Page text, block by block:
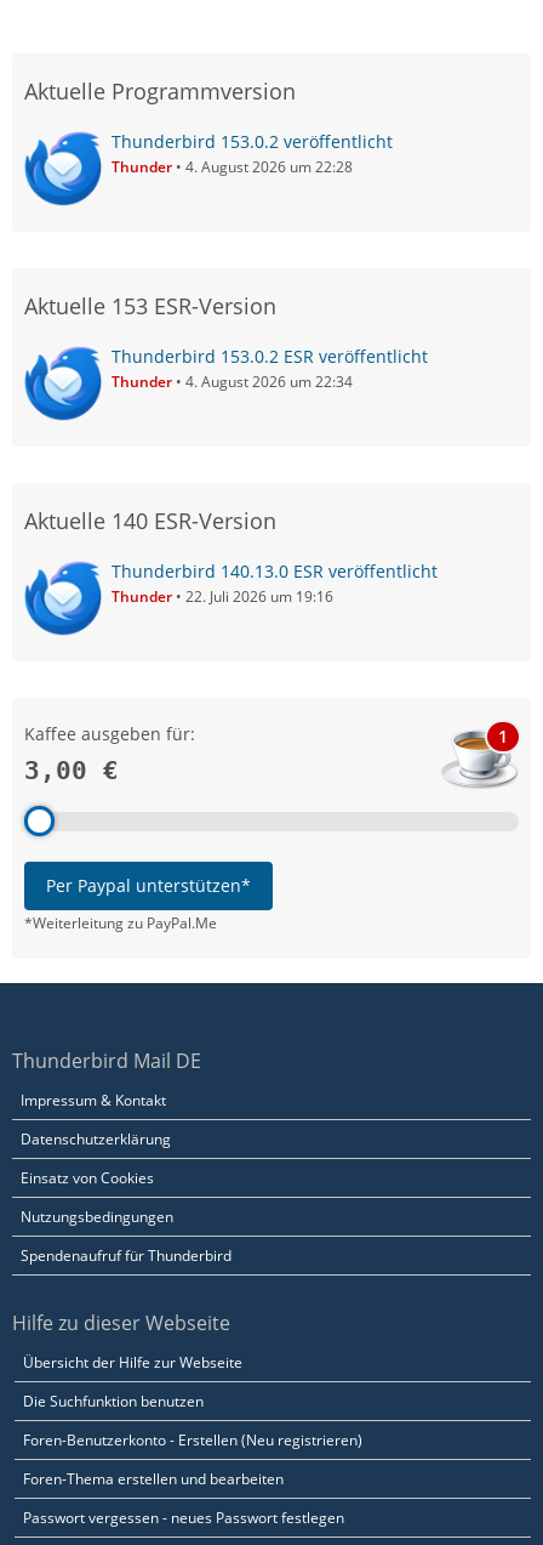
Aktuelle Programmversion
Thunderbird 153.0.2 veröffentlicht
Thunder 4. August 2026 um 22:28
Aktuelle 153 ESR-Version
Thunderbird 153.0.2 ESR veröffentlicht
Thunder 4. August 2026 um 22:34
Aktuelle 140 ESR-Version
Thunderbird 140.13.0 ESR veröffentlicht
Thunder 22. Juli 2026 um 19:16
Kaffee ausgeben für:
3,00 €
1
Per Paypal unterstützen*
*Weiterleitung zu PayPal.Me
Thunderbird Mail DE
Impressum & Kontakt
Datenschutzerklärung
Einsatz von Cookies
Nutzungsbedingungen
Spendenaufruf für Thunderbird
Hilfe zu dieser Webseite
Übersicht der Hilfe zur Webseite
Die Suchfunktion benutzen
Foren-Benutzerkonto - Erstellen (Neu registrieren)
Foren-Thema erstellen und bearbeiten
Passwort vergessen - neues Passwort festlegen